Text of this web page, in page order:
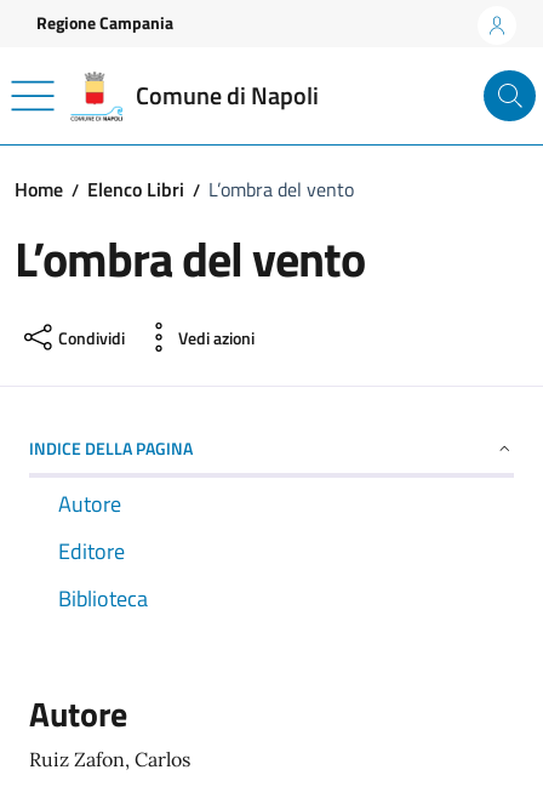
Vai ai contenuti
Vai al footer
Regione Campania
Comune di Napoli
Home Elenco Libri L’ombra del vento
L’ombra del vento
Condividi Vedi azioni
INDICE DELLA PAGINA
Autore
Editore
Biblioteca
Autore
Ruiz Zafon, Carlos